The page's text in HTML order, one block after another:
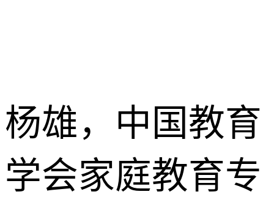
杨雄，中国教育
学会家庭教育专